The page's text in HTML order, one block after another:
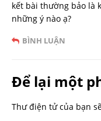
kết bài thường bảo là
những ý nào ạ?
BÌNH LUẬN
Để lại một
Thư điện tử của bạn